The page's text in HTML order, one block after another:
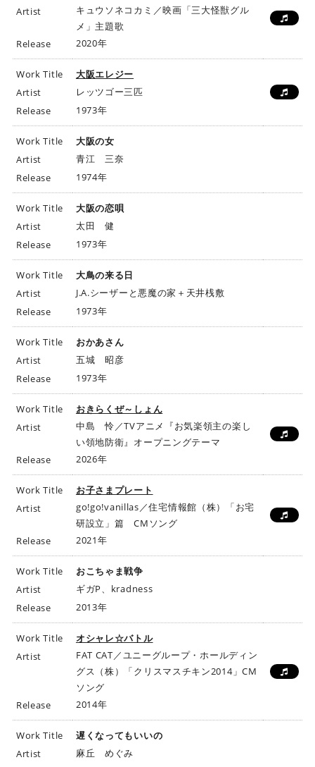
Artist
キュウソネコカミ／映画「三大怪獣グル
メ」主題歌
Release
2020年
Work Title
大阪エレジー
Artist
レッツゴー三匹
Release
1973年
Work Title
大阪の女
Artist
青江 三奈
Release
1974年
Work Title
大阪の恋唄
Artist
太田 健
Release
1973年
Work Title
大鳥の来る日
Artist
J.A.シーザーと悪魔の家＋天井桟敷
Release
1973年
Work Title
おかあさん
Artist
五城 昭彦
Release
1973年
Work Title
おきらくぜ～しょん
Artist
中島 怜／TVアニメ『お気楽領主の楽し
い領地防衛』オープニングテーマ
Release
2026年
Work Title
お子さまプレート
Artist
go!go!vanillas／住宅情報館（株）「お宅
研設立」篇 CMソング
Release
2021年
Work Title
おこちゃま戦争
Artist
ギガP、kradness
Release
2013年
Work Title
オシャレ☆バトル
Artist
FAT CAT／ユニーグループ・ホールディン
グス（株）「クリスマスチキン2014」CM
ソング
Release
2014年
Work Title
遅くなってもいいの
Artist
麻丘 めぐみ